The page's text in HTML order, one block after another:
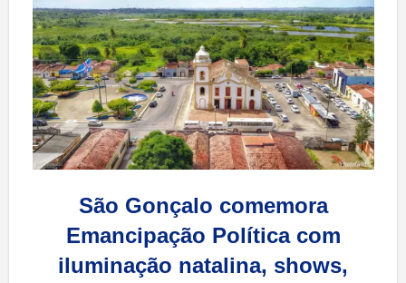
São Gonçalo comemora
Emancipação Política com
iluminação natalina, shows,